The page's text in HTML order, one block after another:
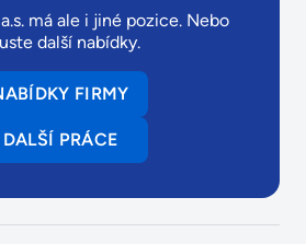
má ale i jiné pozice. Nebo
další nabídky.
FIRMY
DALŠÍ PRÁCE